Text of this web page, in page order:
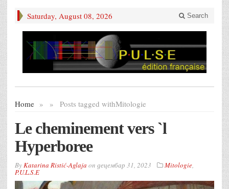
Saturday, August 08, 2026 Search
Home » Posts tagged with
» Mitologie
Le cheminement vers `l
Hyperboree
ByKatarina Ristić-Aglaja on децембар 31, 2023 Mitologie,
P.U.L.S.E